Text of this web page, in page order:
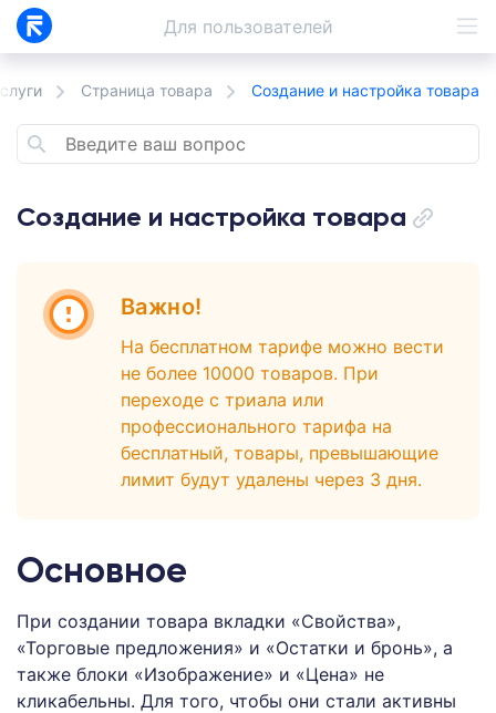
Для пользователей
Страница товара Создание и настройка товара
Создание и настройка товара
Важно!
На бесплатном тарифе можно вести
не более 10000 товаров. При
переходе с триала или
профессионального тарифа на
бесплатный, товары, превышающие
лимит будут удалены через 3 дня.
Основное
При создании товара вкладки «Свойства»,
«Торговые предложения» и «Остатки и бронь», а
также блоки «Изображение» и «Цена» не
кликабельны. Для того, чтобы они стали активны